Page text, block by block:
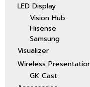
LED Display
Vision Hub
Hisense
Samsung
Visualizer
Wireless
GK Cast